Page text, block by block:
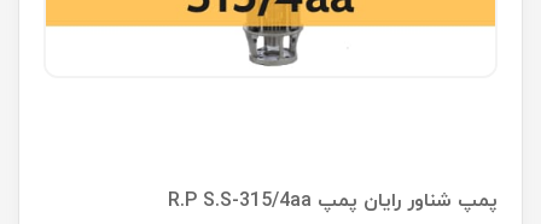
پمپ شناور رایان پمپ R.P S.S-315/4aa